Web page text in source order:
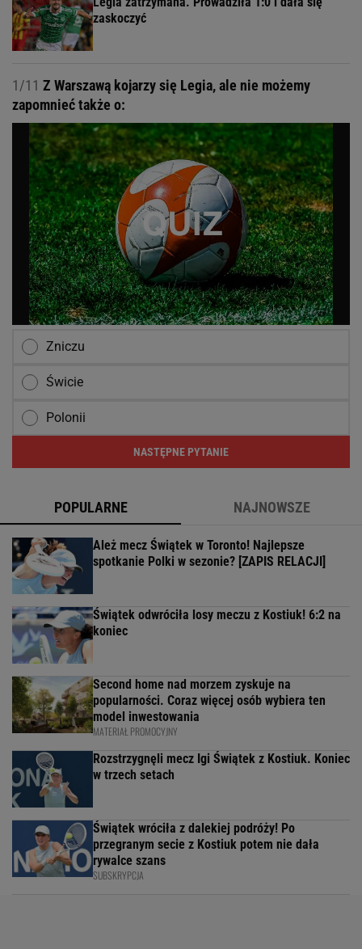
zaskoczyć
1/11 Z Warszawą kojarzy się Legia, ale nie możemy
zapomnieć także o:
Zniczu
Świcie
Polonii
NASTĘPNE PYTANIE
POPULARNE NAJNOWSZE
Ależ mecz Świątek w Toronto! Najlepsze
spotkanie Polki w sezonie? [ZAPIS RELACJI]
Świątek odwróciła losy meczu z Kostiuk! 6:2 na
koniec
Second home nad morzem zyskuje na
popularności. Coraz więcej osób wybiera ten
model inwestowania
MATERIAŁ PROMOCYJNY
Rozstrzygnęli mecz Igi Świątek z Kostiuk. Koniec
w trzech setach
Świątek wróciła z dalekiej podróży! Po
przegranym secie z Kostiuk potem nie dała
rywalce szans
SUBSKRYPCJA